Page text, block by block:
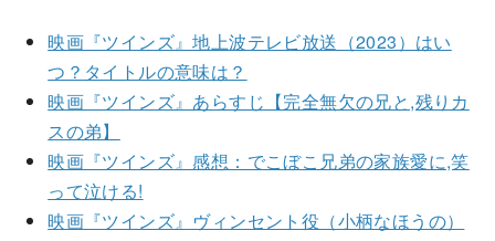
映画『ツインズ』地上波テレビ放送（2023）はい
つ？タイトルの意味は？
映画『ツインズ』あらすじ【完全無欠の兄と,残りカ
スの弟】
映画『ツインズ』感想：でこぼこ兄弟の家族愛に,笑
って泣ける!
映画『ツインズ』ヴィンセント役（小柄なほうの）